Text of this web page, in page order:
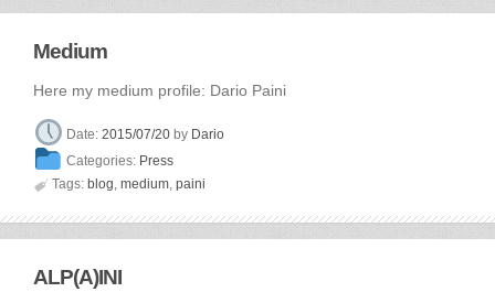
Medium
Here my medium profile: Dario Paini
Date:2015/07/20 by Dario
Categories: Press
 Tags: blog medium paini
ALP(A)INI